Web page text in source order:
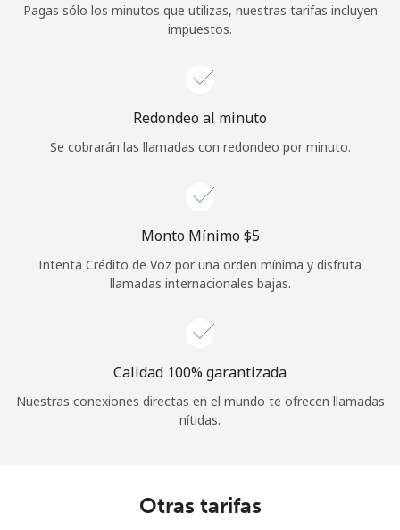
o
Continuar con
Pagas sólo los minutos que utilizas, nuestras tarifas incluyen
impuestos.
Redondeo al minuto
Se cobrarán las llamadas con redondeo por minuto.
Monto Mínimo ⁦$5⁩
Intenta Crédito de Voz por una orden mínima y disfruta
llamadas internacionales bajas.
Calidad 100% garantizada
Nuestras conexiones directas en el mundo te ofrecen llamadas
nítidas.
Otras tarifas